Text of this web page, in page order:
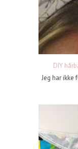
DIY
Jeg har ikke